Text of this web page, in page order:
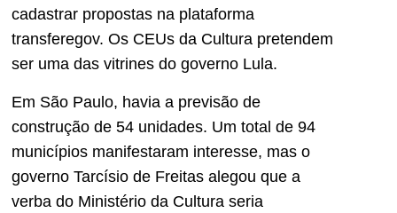
cadastrar propostas na plataforma
transferegov. Os CEUs da Cultura pretendem
ser uma das vitrines do governo Lula.
Em São Paulo, havia a previsão de
construção de 54 unidades. Um total de 94
municípios manifestaram interesse, mas o
governo Tarcísio de Freitas alegou que a
verba do Ministério da Cultura seria